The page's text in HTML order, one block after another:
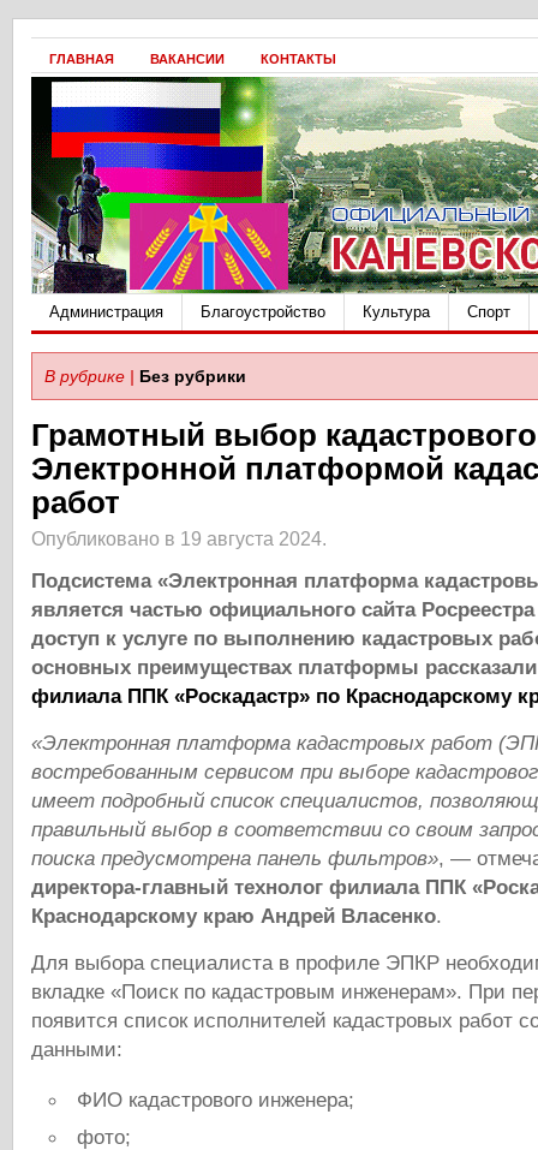
ГЛАВНАЯ ВАКАНСИИ КОНТАКТЫ
Администрация Благоустройство Культура Спорт
В рубрике | Без рубрики
Грамотный выбор
Электронной платформой
работ
Опубликовано в 19 августа 2024.
Подсистема «Электронная платформа
является частью официального сайта
доступ к услуге по выполнению кадастровых
основных преимуществах платформы
филиала ППК «Роскадастр» по Краснодарскому
«Электронная платформа кадастровых работ
востребованным сервисом при выборе
имеет подробный список специалистов,
правильный выбор в соответствии со своим
поиска предусмотрена панель фильтров», —
директора-главный технолог филиала ППК
Краснодарскому краю Андрей Власенко.
Для выбора специалиста в профиле ЭПКР
вкладке «Поиск по кадастровым инженерам». При
появится список исполнителей кадастровых работ
данными:
ФИО кадастрового инженера;
фото;